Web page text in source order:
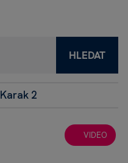
HLEDAT
Karak 2
VIDEO